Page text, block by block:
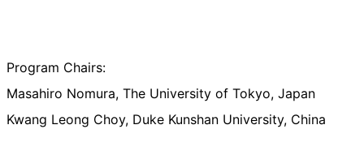
Program Chairs:
Masahiro Nomura, The University of Tokyo, Japan
Kwang Leong Choy, Duke Kunshan University, China